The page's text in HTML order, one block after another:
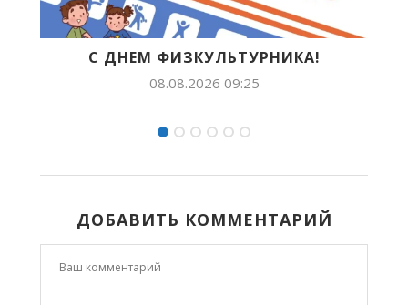
БУДУЩЕЕ ЯКУТИИ В ЛИЦАХ:
ПОПОВА ПОКОРЯЕТ...
ДОБАВИТЬ КОММЕНТАРИЙ